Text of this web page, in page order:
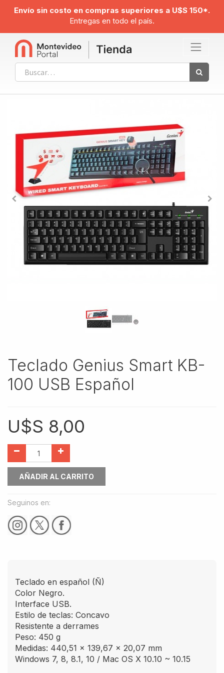
Envío sin costo en compras superiores a U$S 150*.
Entregas en todo el país.
Teclado Genius Smart KB-
100 USB Español
U$S 8,00
AÑADIR AL CARRITO
Seguinos en:
Teclado en español (Ñ)
Color Negro.
Interface USB.
Estilo de teclas: Concavo
Resistente a derrames
Peso: 450 g
Medidas: 440,51 x 139,67 x 20,07 mm
Windows 7, 8, 8.1, 10 / Mac OS X 10.10 ~ 10.15